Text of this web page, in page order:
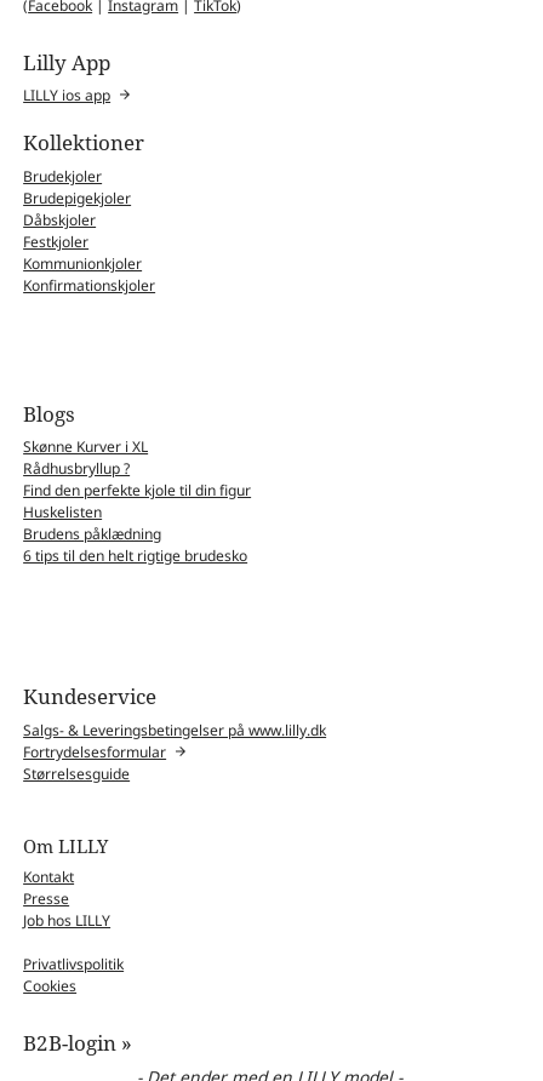
(Facebook |Instagram |TikTok)
Lilly App
LILLY ios app
Kollektioner
Brudekjoler
Brudepigekjoler
Dåbskjoler
Festkjoler
Kommunionkjoler
Konfirmationskjoler
Blogs
Skønne Kurver i XL
Rådhusbryllup ?
Find den perfekte kjole til din figur
Huskelisten
Brudens påklædning
6 tips til den helt rigtige brudesko
Kundeservice
Salgs- & Leveringsbetingelser på www.lilly.dk
Fortrydelsesformular
Størrelsesguide
Om LILLY
Kontakt
Presse
Job hos LILLY
Privatlivspolitik
Cookies
B2B-login »